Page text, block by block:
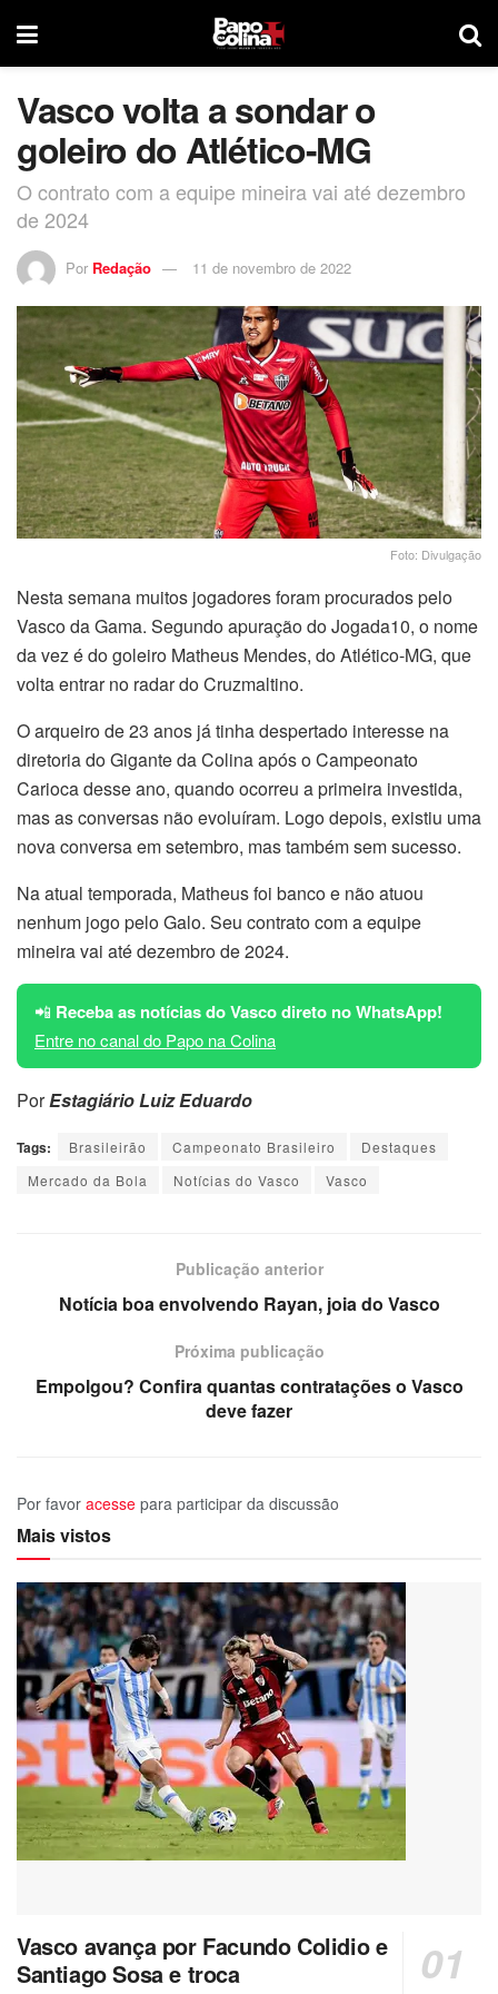
Vasco volta a sondar o
goleiro do Atlético-MG
O contrato com a equipe mineira vai até dezembro
de 2024
Por Redação 11 de novembro de 2022
Foto: Divulgação
Nesta semana muitos jogadores foram procurados pelo
Vasco da Gama. Segundo apuração do Jogada10, o nome
da vez é do goleiro Matheus Mendes, do Atlético-MG, que
volta entrar no radar do Cruzmaltino.
O arqueiro de 23 anos já tinha despertado interesse na
diretoria do Gigante da Colina após o Campeonato
Carioca desse ano, quando ocorreu a primeira investida,
mas as conversas não evoluíram. Logo depois, existiu uma
nova conversa em setembro, mas também sem sucesso.
Na atual temporada, Matheus foi banco e não atuou
nenhum jogo pelo Galo. Seu contrato com a equipe
mineira vai até dezembro de 2024.
📲 Receba as notícias do Vasco direto no WhatsApp!
Entre no canal do Papo na Colina
PorEstagiário Luiz Eduardo
Tags: Brasileirão Campeonato Brasileiro
Destaques
Mercado da Bola
Notícias do Vasco Vasco
Publicação anterior
Notícia boa envolvendo Rayan, joia do Vasco
Próxima publicação
Empolgou? Confira quantas contratações o Vasco
deve fazer
Por favor acesse para participar da discussão
Mais vistos
Vasco avança por Facundo Colidio e
Santiago Sosa e troca